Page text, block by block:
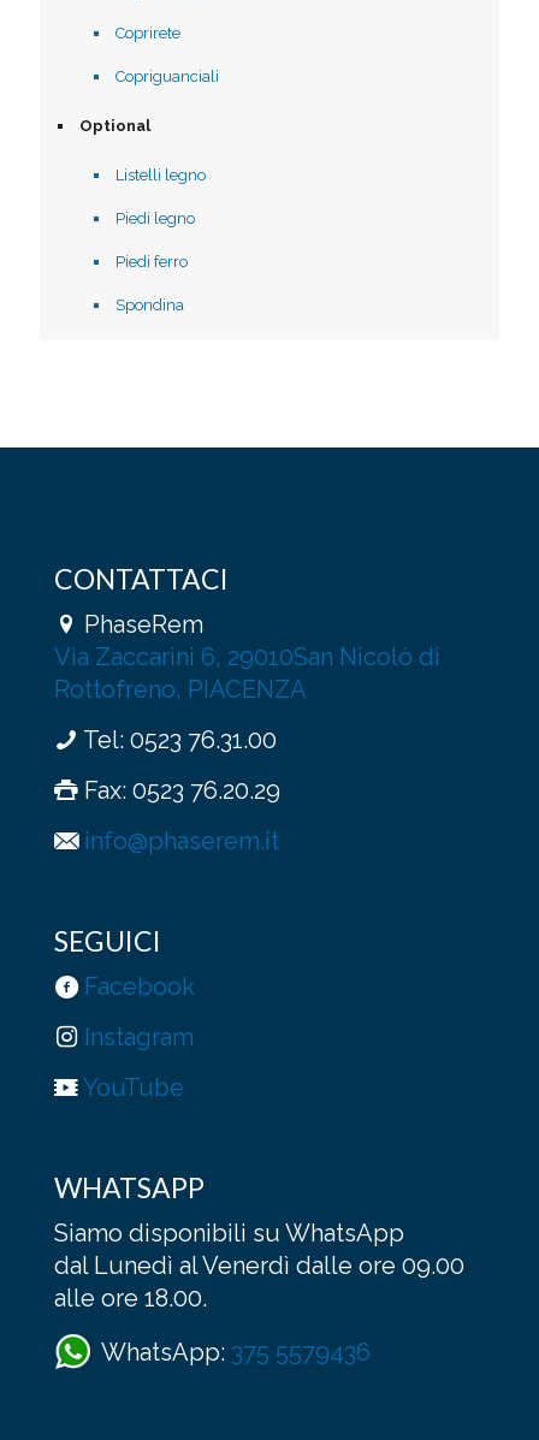
Coprirete
Copriguanciali
Optional
Listelli legno
Piedi legno
Piedi ferro
Spondina
CONTATTACI
PhaseRem
Via Zaccarini 6, 29010San Nicolò di
Rottofreno, PIACENZA
Tel: 0523 76.31.00
Fax: 0523 76.20.29
info@phaserem.it
SEGUICI
Facebook
Instagram
YouTube
WHATSAPP
Siamo disponibili su WhatsApp
dal Lunedì al Venerdì dalle ore 09.00
alle ore 18.00.
WhatsApp: 375 5579436